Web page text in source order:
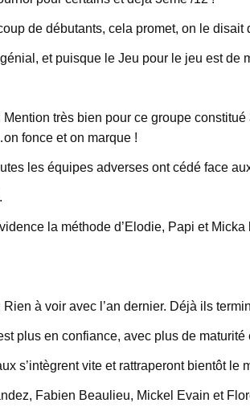
de débutants, cela promet, on le disait
génial, et puisque le Jeu pour le jeu est
très bien pour ce groupe
fonce et on marque !
les équipes adverses ont cédé face
la méthode d’Elodie, Papi et
à voir avec l’an dernier. Déjà ils
plus en confiance, avec plus de maturité
s’intègrent vite et rattraperont bientôt le
Fabien Beaulieu, Mickel Evain et